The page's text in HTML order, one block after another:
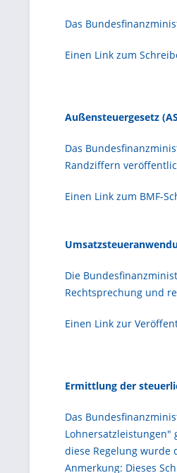
Das
Einen Link zum
Außensteuergesetz
Das
Randziffern
Einen Link zum BMF-
Die
Rechtsprechung und
Einen Link zur
Ermittlung der
Das
Lohnersatzleistungen"
diese Regelung wurde
Anmerkung: Dieses